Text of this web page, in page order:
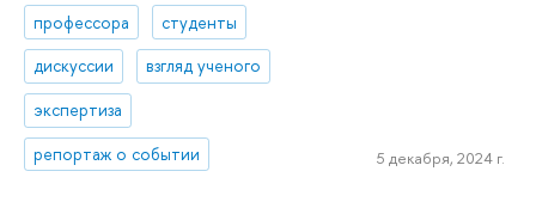
профессора
студенты
дискуссии
взгляд ученого
экспертиза
репортаж о событии
5 декабря, 2024 г.